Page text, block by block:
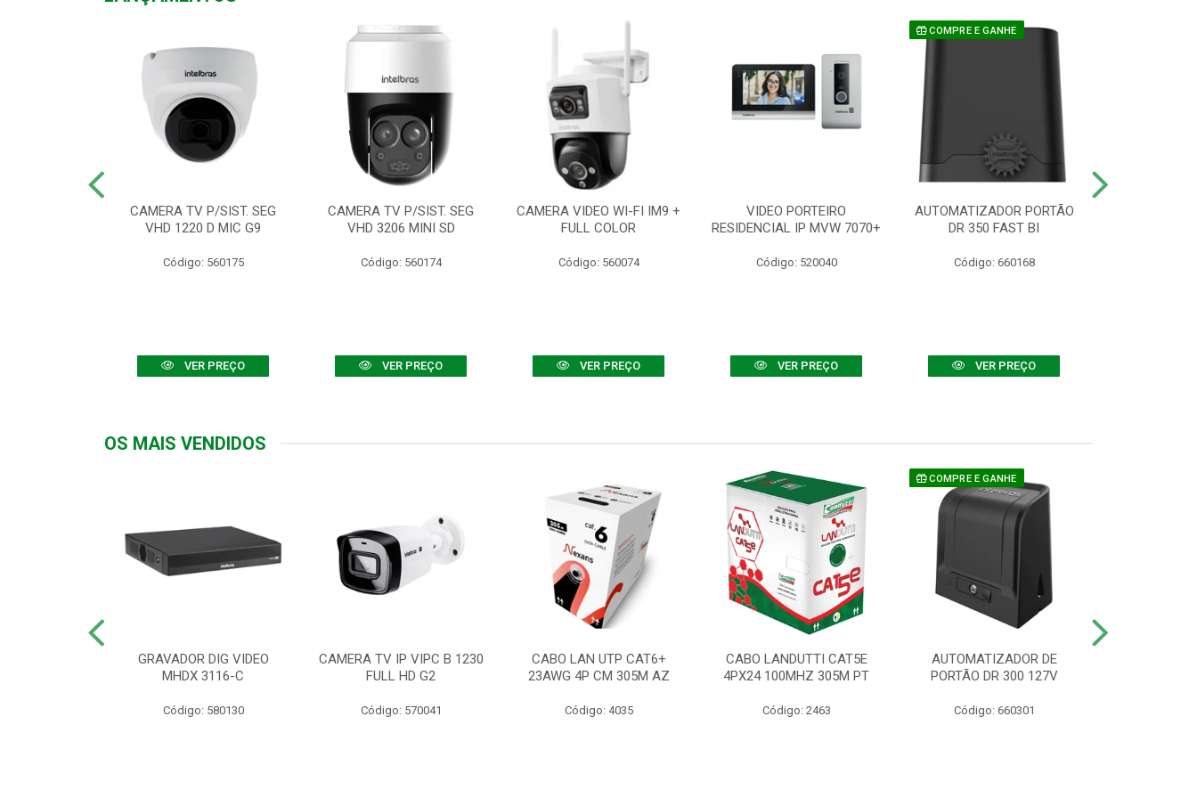
CAMERA TV P/SIST. SEG
VHD 1220 D MIC G9
Código: 560175
VER PREÇO
CAMERA TV P/SIST. SEG
VHD 3206 MINI SD
Código: 560174
VER PREÇO
CAMERA VIDEO WI-FI IM9 +
FULL COLOR
Código: 560074
VER PREÇO
VIDEO PORTEIRO
RESIDENCIAL IP MVW 7070+
Código: 520040
VER PREÇO
COMPRE E GANHE
AUTOMATIZADOR PORTÃO
DR 350 FAST BI
Código: 660168
VER PREÇO
OS MAIS VENDIDOS
GRAVADOR DIG VIDEO
MHDX 3116-C
Código: 580130
CAMERA TV IP VIPC B 1230
FULL HD G2
Código: 570041
CABO LAN UTP CAT6+
23AWG 4P CM 305M AZ
Código: 4035
CABO LANDUTTI CAT5E
4PX24 100MHZ 305M PT
Código: 2463
COMPRE E GANHE
AUTOMATIZADOR DE
PORTÃO DR 300 127V
Código: 660301